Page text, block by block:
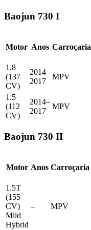
Baojun 730 I
Motor Anos Carroçaria
1.8
(137
CV)
2014–
2017
MPV
1.5
(112
CV)
2014–
2017
MPV
Baojun 730 II
Motor Anos Carroçaria
1.5T
(155
CV)
Mild
Hybrid
– MPV